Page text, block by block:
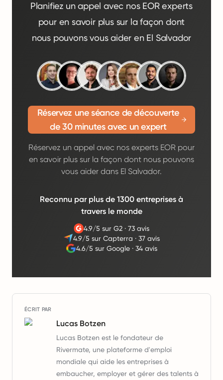
Planifiez un appel avec nos EOR experts
pour en savoir plus sur la façon dont
nous pouvons vous aider en El Salvador
Réservez une séance de découverte
de 30 minutes avec un expert
Réservez un appel avec nos experts EOR pour
en savoir plus sur la façon dont nous pouvons
vous aider dans El Salvador.
Reconnu par plus de 1300 entreprises à
travers le monde
4.9/5 sur G2 ·73 avis
4.9/5 sur Capterra ·37 avis
4.6/5 sur Google· 34 avis
ÉCRIT PAR
Lucas Botzen
Lucas Botzen est le fondateur de
Rivermate, une plateforme d'emploi
mondiale qui aide les entreprises à
embaucher, employer et gérer des talents à